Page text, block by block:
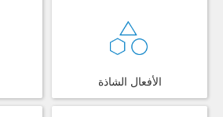
الأفعال الشاذة